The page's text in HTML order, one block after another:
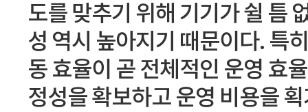
도를 맞추기 위해 기기가 쉴 틈
성 역시 높아지기 때문이다. 특
동 효율이 곧 전체적인 운영 효
정성을 확보하고 운영 비용을